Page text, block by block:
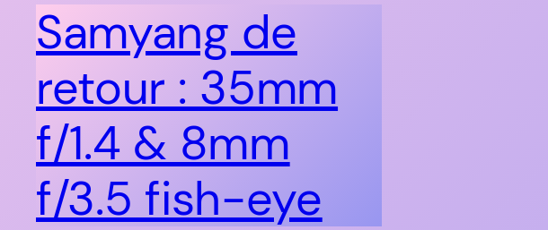
Samyang de
retour : 35mm
f/1.4 & 8mm
f/3.5 fish-eye